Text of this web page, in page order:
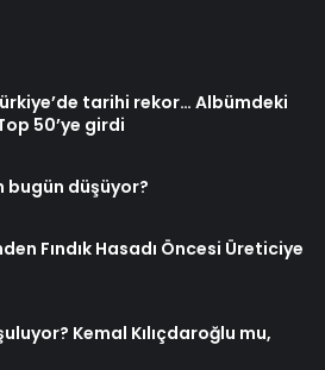
tarihi rekor… Albümdeki
50’ye girdi
bugün düşüyor?
Fındık Hasadı Öncesi Üreticiye
Kemal Kılıçdaroğlu mu,